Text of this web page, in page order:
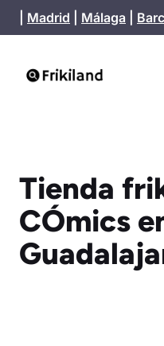
Saltar
al
Madrid Málaga
Tienda
CÓmics